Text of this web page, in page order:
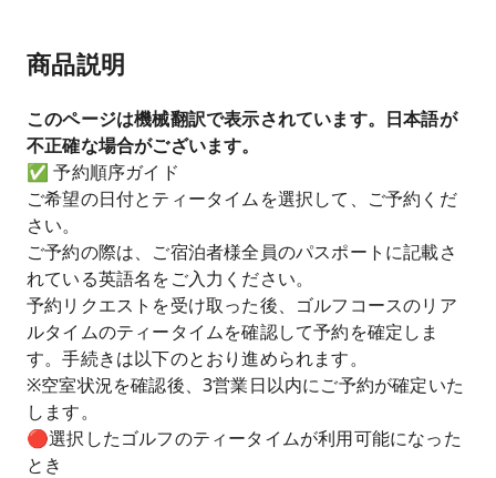
商品説明
このページは機械翻訳で表示されています。日本語が
不正確な場合がございます。
✅ 予約順序ガイド
ご希望の日付とティータイムを選択して、ご予約くだ
さい。
ご予約の際は、ご宿泊者様全員のパスポートに記載さ
れている英語名をご入力ください。
予約リクエストを受け取った後、ゴルフコースのリア
ルタイムのティータイムを確認して予約を確定しま
す。手続きは以下のとおり進められます。
※空室状況を確認後、3営業日以内にご予約が確定いた
します。
🔴選択したゴルフのティータイムが利用可能になった
とき